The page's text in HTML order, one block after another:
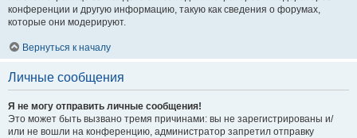
конференции и другую информацию, такую как сведения о форумах,
которые они модерируют.
Вернуться к началу
Личные сообщения
Я не могу отправить личные сообщения!
Это может быть вызвано тремя причинами: вы не зарегистрированы и/
или не вошли на конференцию, администратор запретил отправку